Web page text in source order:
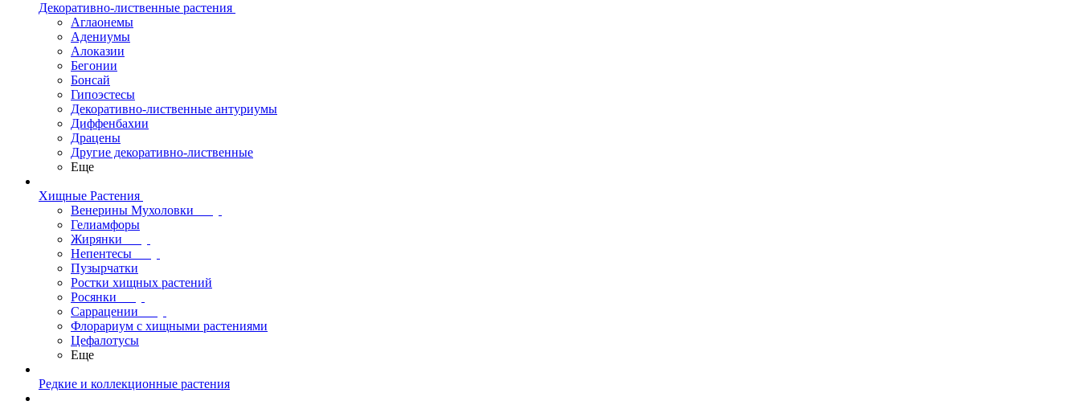
Декоративно-лиственные растения
Аглаонемы
Адениумы
Алоказии
Бегонии
Бонсай
Гипоэстесы
Декоративно-лиственные антуриумы
Диффенбахии
Драцены
Другие декоративно-лиственные
Еще
Хищные Растения
Венерины Мухоловки
Гелиамфоры
Жирянки
Непентесы
Пузырчатки
Ростки хищных растений
Росянки
Саррацении
Флорариум с хищными растениями
Цефалотусы
Еще
Редкие и коллекционные растения